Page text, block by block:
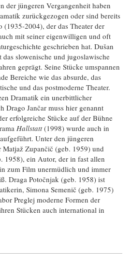
der jüngeren Vergangenheit haben
zurückgezogen oder sind bereits
(1935-2004), der das Theater der
mit seiner eigenwilligen und oft
geschrieben hat. Dušan
slowenische und jugoslawische
geprägt. Seine Stücke umspannen
Bereiche wie das absurde, das
und das postmoderne Theater.
Dramatik ein unerbittlicher
Drago Jančar muss hier genannt
erfolgreiche Stücke auf der Bühne
Hallstatt(1998) wurde auch in
Unter den jüngeren
Zupančič (geb. 1959) und
1958), ein Autor, der in fast allen
zum Film unermüdlich und immer
Draga Potočnjak (geb. 1958) ist
Simona Semenič (geb. 1975)
Preglej moderne Formen der
Stücken auch international in